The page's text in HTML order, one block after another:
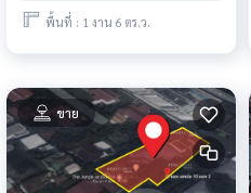
Metre (FOR SALE) PALM771
พื้นที่ : 1 งาน 6 ตร.ว.
ขาย